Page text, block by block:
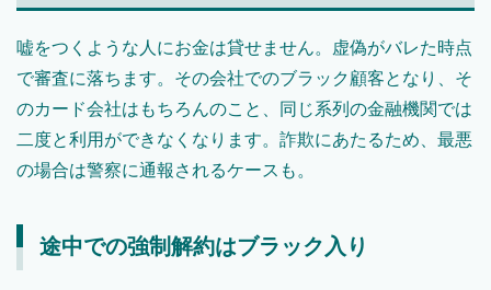
嘘をつくような人にお金は貸せません。虚偽がバレた時点
で審査に落ちます。その会社でのブラック顧客となり、そ
のカード会社はもちろんのこと、同じ系列の金融機関では
二度と利用ができなくなります。詐欺にあたるため、最悪
の場合は警察に通報されるケースも。
途中での強制解約はブラック入り